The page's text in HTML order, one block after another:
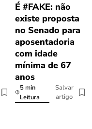
É #FAKE: não
existe proposta
no Senado para
aposentadoria
com idade
mínima de 67
anos
5 min
Leitura
Salvar
artigo